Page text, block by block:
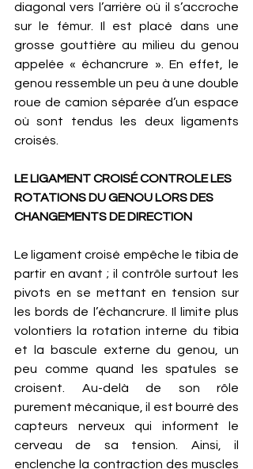
diagonal vers l’arrière où il s’accroche
sur le fémur. Il est placé dans une
grosse gouttière au milieu du genou
appelée « échancrure ». En effet, le
genou ressemble un peu à une double
roue de camion séparée d’un espace
où sont tendus les deux ligaments
croisés.
LE LIGAMENT CROISÉ CONTROLE LES
ROTATIONS DU GENOU LORS DES
CHANGEMENTS DE DIRECTION
Le ligament croisé empêche le tibia de
partir en avant ; il contrôle surtout les
pivots en se mettant en tension sur
les bords de l’échancrure. Il limite plus
volontiers la rotation interne du tibia
et la bascule externe du genou, un
peu comme quand les spatules se
croisent. Au-delà de son rôle
purement mécanique, il est bourré des
capteurs nerveux qui informent le
cerveau de sa tension. Ainsi, il
enclenche la contraction des muscles